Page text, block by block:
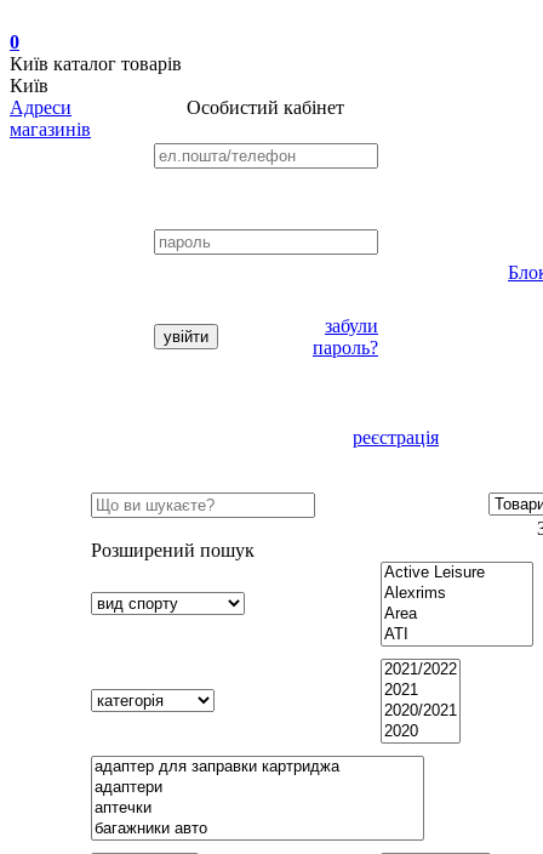
0
Київ каталог товарів
Київ
Адреси
магазинів
Особистий кабінет
забули
пароль?
реєстрація
Розширений пошук